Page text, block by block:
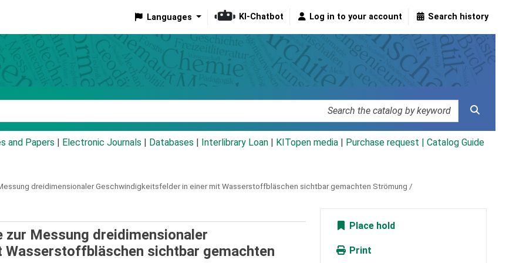
Languages KI-Chatbot Log in to your account Search history
and Papers Electronic Journals Databases Interlibrary Loan KITopen media Purchase request | Catalog Guide
dreidimensionaler Geschwindigkeitsfelder in einer mit Wasserstoffbläschen sichtbar gemachten Strömung /
Messung dreidimensionaler
sichtbar gemachten
Place hold
Print